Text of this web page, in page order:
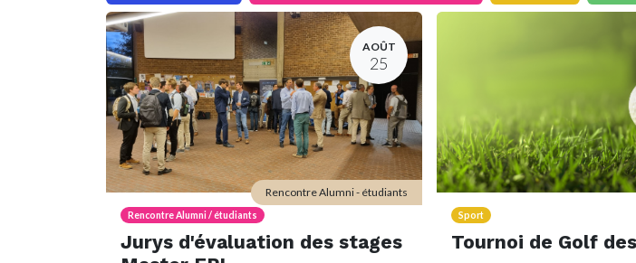
AOÛT
25
Rencontre Alumni / étudiants
Jurys d'évaluation des stages
Rencontre Alumni - étudiants
Sport
Tournoi de Golf